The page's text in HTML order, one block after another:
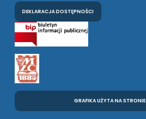
DEKLARACJA DOSTĘPNOŚCI
GRAFIKA UŻYTA NA STRONIE